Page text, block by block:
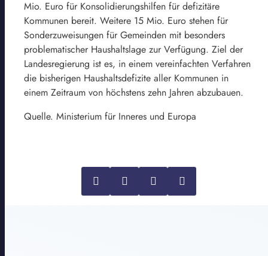
Mio. Euro für Konsolidierungshilfen für defizitäre
Kommunen bereit. Weitere 15 Mio. Euro stehen für
Sonderzuweisungen für Gemeinden mit besonders
problematischer Haushaltslage zur Verfügung. Ziel der
Landesregierung ist es, in einem vereinfachten Verfahren
die bisherigen Haushaltsdefizite aller Kommunen in
einem Zeitraum von höchstens zehn Jahren abzubauen.
Quelle. Ministerium für Inneres und Europa